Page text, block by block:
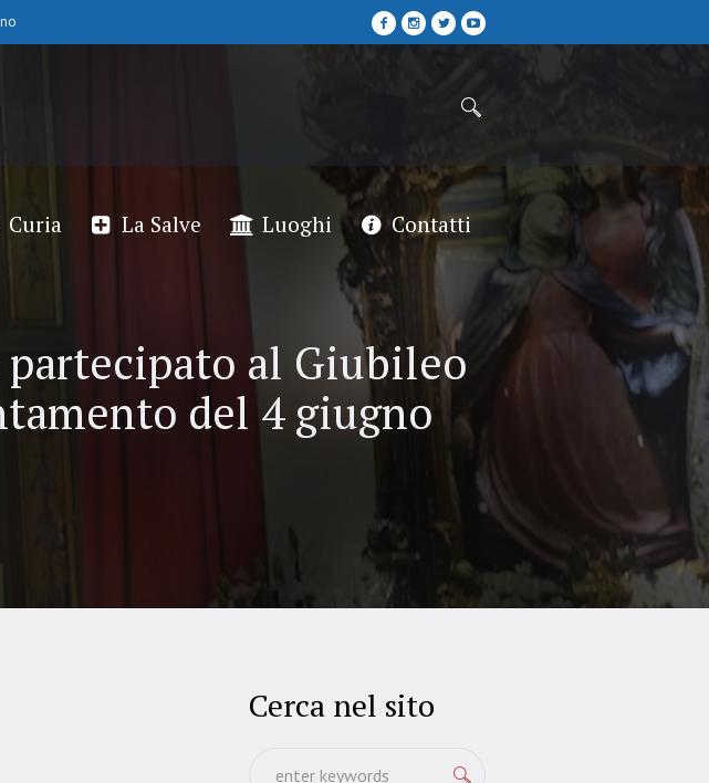
Curia La Salve Luoghi Contatti
partecipato al Giubileo
del 4 giugno
Cerca nel sito